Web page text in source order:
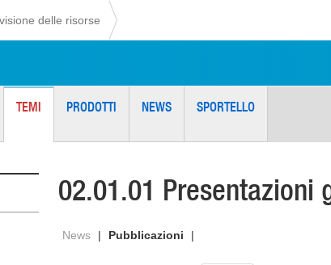
delle risorse
TEMI PRODOTTI NEWS SPORTELLO
02.01.01 Presentazioni
News | Pubblicazioni |